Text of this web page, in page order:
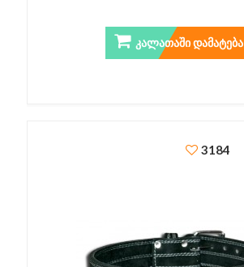
ᲙᲐᲚᲐᲗᲐᲨᲘ ᲓᲐᲛᲐᲢᲔᲑᲐ
3184